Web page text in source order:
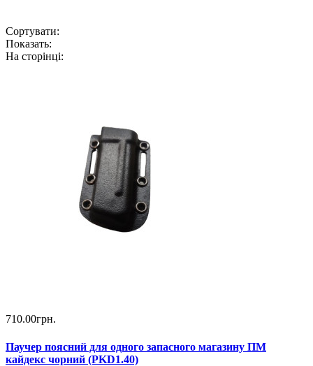
Сортувати:
Показать:
На сторінці:
710.00грн.
Паучер поясний для одного запасного магазину ПМ
кайдекс чорний (PKD1.40)